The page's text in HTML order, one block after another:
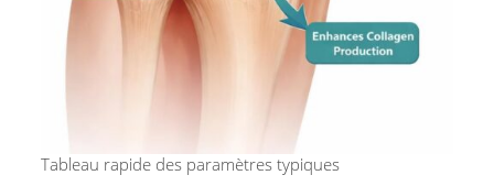
Tableau rapide des paramètres typiques